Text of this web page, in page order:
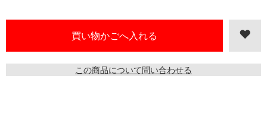
この商品について問い合わせる